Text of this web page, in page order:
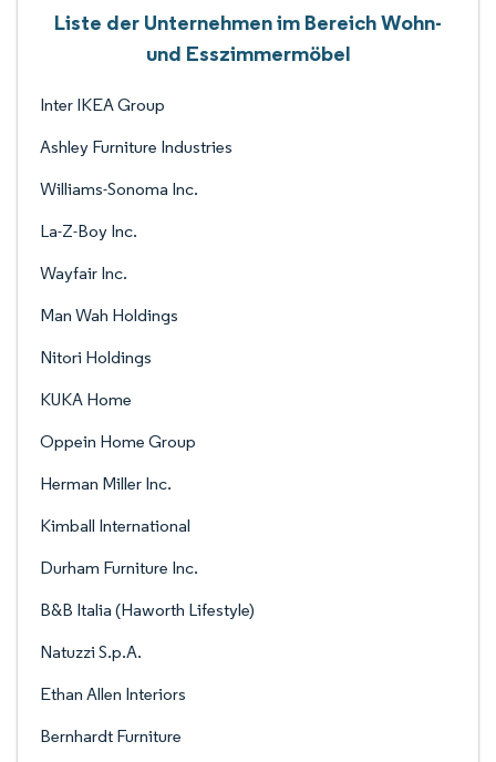
Liste der Unternehmen im Bereich Wohn-
und Esszimmermöbel
Inter IKEA Group
Ashley Furniture Industries
Williams-Sonoma Inc.
La-Z-Boy Inc.
Wayfair Inc.
Man Wah Holdings
Nitori Holdings
KUKA Home
Oppein Home Group
Herman Miller Inc.
Kimball International
Durham Furniture Inc.
B&B Italia (Haworth Lifestyle)
Natuzzi S.p.A.
Ethan Allen Interiors
Bernhardt Furniture